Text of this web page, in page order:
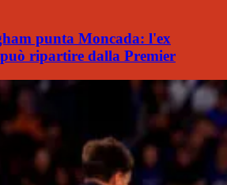
punta Moncada: l'ex
ripartire dalla Premier